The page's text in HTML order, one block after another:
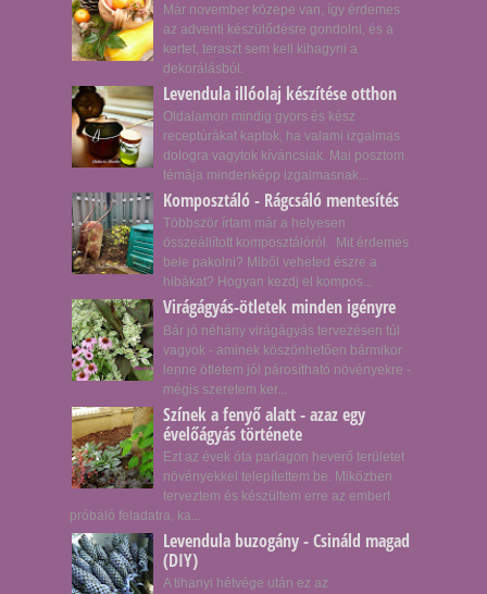
Már november közepe van, így érdemes
az adventi készülődésre gondolni, és a
kertet, teraszt sem kell kihagyni a
dekorálásból.
Levendula illóolaj készítése otthon
Oldalamon mindig gyors és kész
receptúrákat kaptok, ha valami izgalmas
dologra vagytok kíváncsiak. Mai posztom
témája mindenképp izgalmasnak...
Komposztáló - Rágcsáló mentesítés
Többször írtam már a helyesen
összeállított komposztálóról. Mit érdemes
bele pakolni? Miből veheted észre a
hibákat? Hogyan kezdj el kompos...
Virágágyás-ötletek minden igényre
Bár jó néhány virágágyás tervezésen túl
vagyok - aminek köszönhetően bármikor
lenne ötletem jól párosítható növényekre -
mégis szeretem ker...
Színek a fenyő alatt - azaz egy
évelőágyás története
Ezt az évek óta parlagon heverő területet
növényekkel telepítettem be. Miközben
terveztem és készültem erre az embert
próbáló feladatra, ka...
Levendula buzogány - Csináld magad
(DIY)
A tihanyi hétvége után ez az